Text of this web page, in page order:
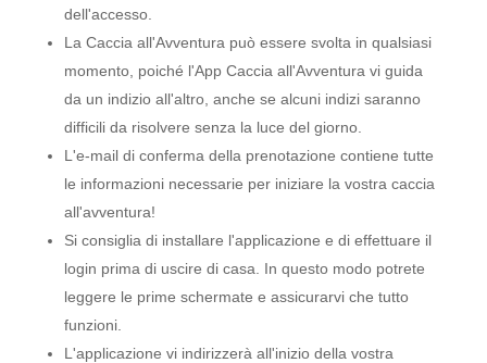
dell'accesso.
La Caccia all'Avventura può essere svolta in qualsiasi
momento, poiché l'App Caccia all'Avventura vi guida
da un indizio all'altro, anche se alcuni indizi saranno
difficili da risolvere senza la luce del giorno.
L'e-mail di conferma della prenotazione contiene tutte
le informazioni necessarie per iniziare la vostra caccia
all'avventura!
Si consiglia di installare l'applicazione e di effettuare il
login prima di uscire di casa. In questo modo potrete
leggere le prime schermate e assicurarvi che tutto
funzioni.
L'applicazione vi indirizzerà all'inizio della vostra